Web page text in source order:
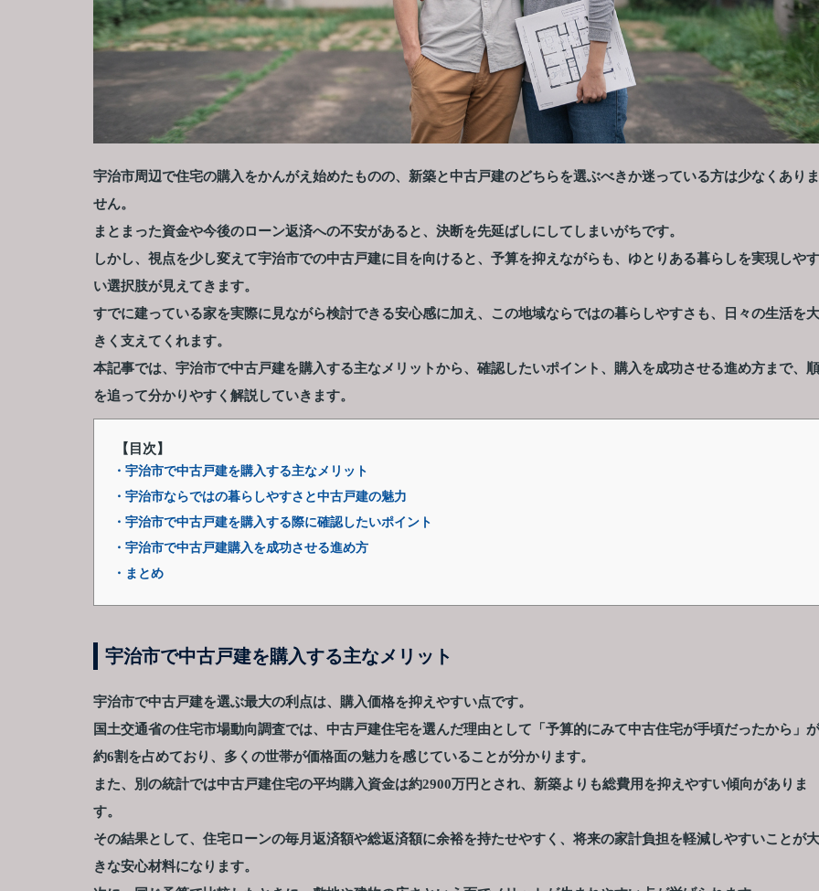
宇治市周辺で住宅の購入をかんがえ始めたものの、新築と中古戸建のどちらを選ぶべきか迷っている方は少なくありま
せん。
まとまった資金や今後のローン返済への不安があると、決断を先延ばしにしてしまいがちです。
しかし、視点を少し変えて宇治市での中古戸建に目を向けると、予算を抑えながらも、ゆとりある暮らしを実現しやす
い選択肢が見えてきます。
すでに建っている家を実際に見ながら検討できる安心感に加え、この地域ならではの暮らしやすさも、日々の生活を大
きく支えてくれます。
本記事では、宇治市で中古戸建を購入する主なメリットから、確認したいポイント、購入を成功させる進め方まで、順
を追って分かりやすく解説していきます。
【目次】
・宇治市で中古戸建を購入する主なメリット
・宇治市ならではの暮らしやすさと中古戸建の魅力
・宇治市で中古戸建を購入する際に確認したいポイント
・宇治市で中古戸建購入を成功させる進め方
・まとめ
宇治市で中古戸建を購入する主なメリット
宇治市で中古戸建を選ぶ最大の利点は、購入価格を抑えやすい点です。
国土交通省の住宅市場動向調査では、中古戸建住宅を選んだ理由として「予算的にみて中古住宅が手頃だったから」が
約6割を占めており、多くの世帯が価格面の魅力を感じていることが分かります。
また、別の統計では中古戸建住宅の平均購入資金は約2900万円とされ、新築よりも総費用を抑えやすい傾向がありま
す。
その結果として、住宅ローンの毎月返済額や総返済額に余裕を持たせやすく、将来の家計負担を軽減しやすいことが大
きな安心材料になります。